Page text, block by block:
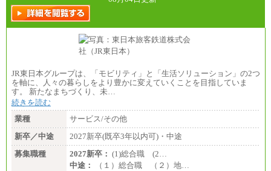
月給制
226,600円～390,100円（勤務地域等により異なりま
す）
・ご経験やスキルを考慮し、選考の中で決定いたし
ます。
・試用期間中も同額支給します。
JR東日本グループは、「モビリティ」と「生活ソリューション」の2つ
を軸に、人々の暮らしをより豊かに変えていくことを目指していま
す。 新たなまちづくり、未…
続きを読む
業種
サービス/その他
新卒／中途
2027新卒(既卒3年以内可)・中途
募集職種
2027新卒： (1)総合職 (2…
中途：
（１）総合職 （２）地…